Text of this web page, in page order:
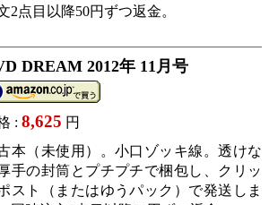
2点目以降50円ずつ返金。
DREAM 2012年 11月号
: 8,625 円
本（未使用）。小口ゾッキ線。透けな
手の封筒とプチプチで梱包し、クリッ
スト（またはゆうパック）で発送しま